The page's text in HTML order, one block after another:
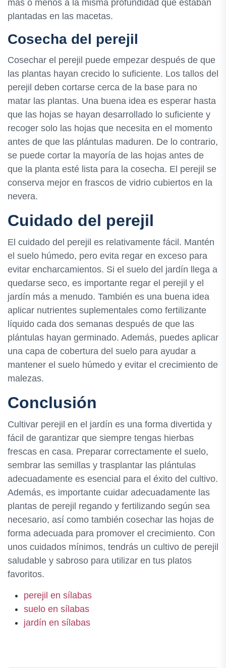
más o menos a la misma profundidad que estaban
plantadas en las macetas.
Cosecha del perejil
Cosechar el perejil puede empezar después de que
las plantas hayan crecido lo suficiente. Los tallos del
perejil deben cortarse cerca de la base para no
matar las plantas. Una buena idea es esperar hasta
que las hojas se hayan desarrollado lo suficiente y
recoger solo las hojas que necesita en el momento
antes de que las plántulas maduren. De lo contrario,
se puede cortar la mayoría de las hojas antes de
que la planta esté lista para la cosecha. El perejil se
conserva mejor en frascos de vidrio cubiertos en la
nevera.
Cuidado del perejil
El cuidado del perejil es relativamente fácil. Mantén
el suelo húmedo, pero evita regar en exceso para
evitar encharcamientos. Si el suelo del jardín llega a
quedarse seco, es importante regar el perejil y el
jardín más a menudo. También es una buena idea
aplicar nutrientes suplementales como fertilizante
líquido cada dos semanas después de que las
plántulas hayan germinado. Además, puedes aplicar
una capa de cobertura del suelo para ayudar a
mantener el suelo húmedo y evitar el crecimiento de
malezas.
Conclusión
Cultivar perejil en el jardín es una forma divertida y
fácil de garantizar que siempre tengas hierbas
frescas en casa. Preparar correctamente el suelo,
sembrar las semillas y trasplantar las plántulas
adecuadamente es esencial para el éxito del cultivo.
Además, es importante cuidar adecuadamente las
plantas de perejil regando y fertilizando según sea
necesario, así como también cosechar las hojas de
forma adecuada para promover el crecimiento. Con
unos cuidados mínimos, tendrás un cultivo de perejil
saludable y sabroso para utilizar en tus platos
favoritos.
perejil en sílabas
suelo en sílabas
jardín en sílabas